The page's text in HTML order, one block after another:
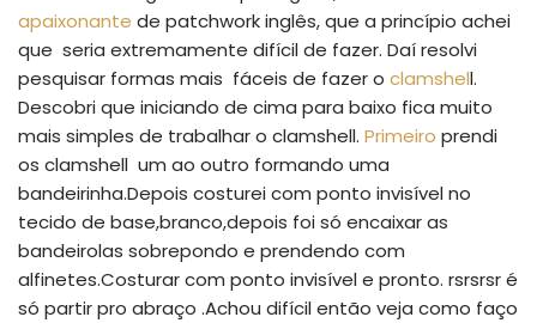
apaixonante de patchwork inglês, que a princípio achei
que seria extremamente difícil de fazer. Daí resolvi
pesquisar formas mais fáceis de fazer o clamshell.
Descobri que iniciando de cima para baixo fica muito
mais simples de trabalhar o clamshell. Primeiro prendi
os clamshell um ao outro formando uma
bandeirinha.Depois costurei com ponto invisível no
tecido de base,branco,depois foi só encaixar as
bandeirolas sobrepondo e prendendo com
alfinetes.Costurar com ponto invisível e pronto. rsrsrsr é
só partir pro abraço .Achou difícil então veja como faço